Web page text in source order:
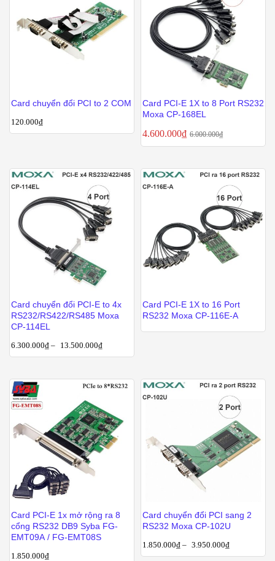
Card chuyển đổi PCI to 2 COM
120.000₫
Card PCI-E 1X to 8 Port RS232
Moxa CP-168EL
4.600.000₫ 6.000.000₫
Card chuyển đổi PCI-E to 4x
RS232/RS422/RS485 Moxa
CP-114EL
6.300.000₫ – 13.500.000₫
Card PCI-E 1X to 16 Port
RS232 Moxa CP-116E-A
Card PCI-E 1x mở rộng ra 8
cổng RS232 DB9 Syba FG-
EMT09A / FG-EMT08S
1.850.000₫
Card chuyển đổi PCI sang 2
RS232 Moxa CP-102U
1.850.000₫ – 3.950.000₫